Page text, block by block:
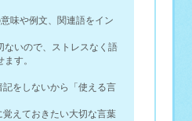
味や例文、関連語をイン
ないので、ストレスなく語
す。
記をしないから「使える言
覚えておきたい大切な言葉